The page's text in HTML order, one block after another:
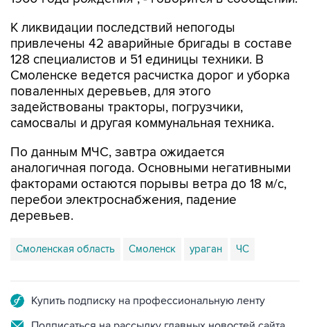
К ликвидации последствий непогоды
привлечены 42 аварийные бригады в составе
128 специалистов и 51 единицы техники. В
Смоленске ведется расчистка дорог и уборка
поваленных деревьев, для этого
задействованы тракторы, погрузчики,
самосвалы и другая коммунальная техника.
По данным МЧС, завтра ожидается
аналогичная погода. Основными негативными
факторами остаются порывы ветра до 18 м/с,
перебои электроснабжения, падение
деревьев.
Смоленская область Смоленск ураган ЧС
Купить подписку на профессиональную ленту